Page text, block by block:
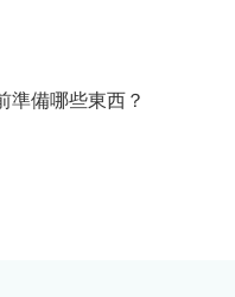
準備哪些東西？